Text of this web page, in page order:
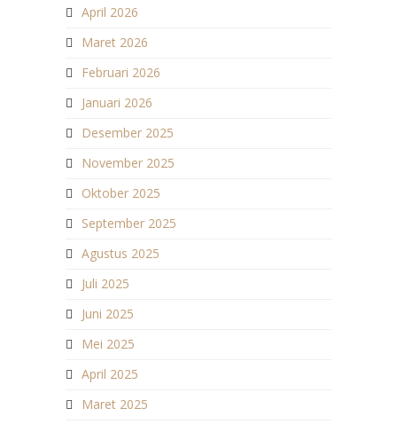
April 2026
Maret 2026
Februari 2026
Januari 2026
Desember 2025
November 2025
Oktober 2025
September 2025
Agustus 2025
Juli 2025
Juni 2025
Mei 2025
April 2025
Maret 2025